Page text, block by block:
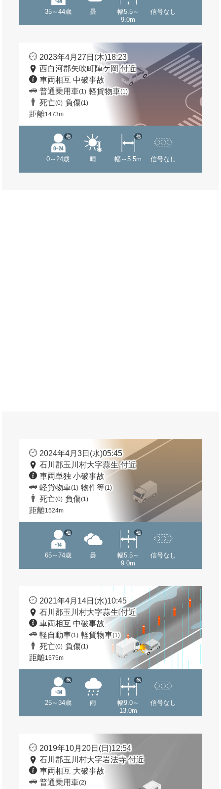
35～44歳 曇
幅5.5～
9.0m
信号なし
2023年4月27日(木)18:23
西白河郡矢吹町陣ケ岡 付近
車両相互 中破事故
普通乗用車(1) 軽貨物車(1)
死亡(0) 負傷(1)
距離1473m
0～24歳
他
晴 幅～5.5m
他
信号なし
2024年4月3日(水)05:45
石川郡玉川村大字蒜生 付近
車両単独 小破事故
軽貨物車(1) 物件等(1)
死亡(0) 負傷(1)
距離1524m
65～74歳
他
曇
幅5.5～
9.0m
他
信号なし
2021年4月14日(水)10:45
石川郡玉川村大字蒜生 付近
車両相互 中破事故
軽自動車(1) 軽貨物車(1)
死亡(0) 負傷(1)
距離1575m
25～34歳
他
雨
幅9.0～
13.0m
他
信号なし
2019年10月20日(日)12:54
石川郡玉川村大字岩法寺 付近
車両相互 大破事故
普通乗用車(2)